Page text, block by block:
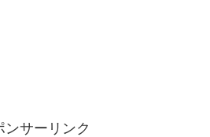
ンサーリンク